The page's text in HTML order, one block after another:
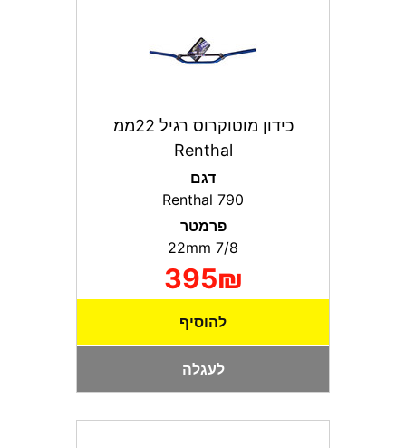
כידון מוטוקרוס רגיל 22ממ
Renthal
דגם
Renthal 790
פרמטר
395₪
להוסיף
לעגלה